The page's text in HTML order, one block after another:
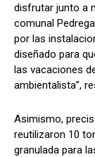
disfrutar junto a
comunal
por las
diseñado para
las vacaciones
ambientalista”,
Asimismo,
reutilizaron 10
granulada para